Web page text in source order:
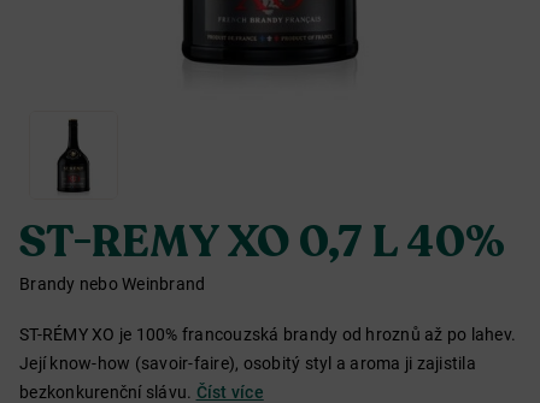
ST-REMY XO 0,7 L 40%
Brandy nebo Weinbrand
ST-RÉMY XO je 100% francouzská brandy od hroznů až po lahev.
Její know-how (savoir-faire), osobitý styl a aroma ji zajistila
bezkonkurenční slávu. Číst více